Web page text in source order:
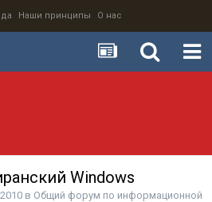
Наши принципы О нас
Windows
в Общий форум по информационной